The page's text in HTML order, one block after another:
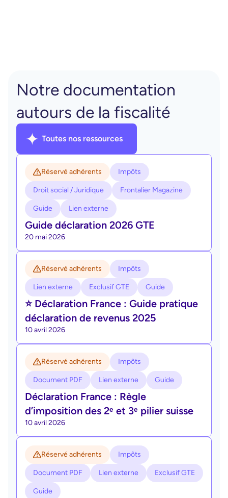
Notre documentation
autours de la fiscalité
Toutes nos ressources
Réservé adhérents Impôts
Droit social / Juridique Frontalier Magazine
Guide Lien externe
Guide déclaration 2026 GTE
20 mai 2026
Réservé adhérents Impôts
Lien externe Exclusif GTE Guide
⭐ Déclaration France : Guide pratique
déclaration de revenus 2025
10 avril 2026
Réservé adhérents Impôts
Document PDF Lien externe Guide
Déclaration France : Règle
d’imposition des 2ᵉ et 3ᵉ pilier suisse
10 avril 2026
Réservé adhérents Impôts
Document PDF Lien externe Exclusif GTE
Guide